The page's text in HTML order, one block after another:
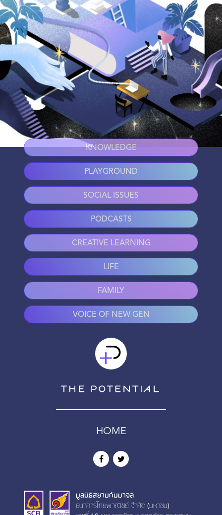
KNOWLEDGE
PLAYGROUND
SOCIAL ISSUES
PODCASTS
CREATIVE LEARNING
LIFE
FAMILY
VOICE OF NEW GEN
HOME
มูลนิธิสยามกัมมาจล
ธนาคารไทยพาณิชย์ จำกัด (มหาชน)